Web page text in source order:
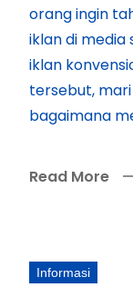
orang ingin
iklan di media
iklan
tersebut,
bagaimana
Read More
Informasi